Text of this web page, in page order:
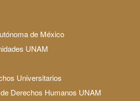
de México
UNAM
Universitarios
Derechos Humanos UNAM